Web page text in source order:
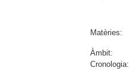
Matèries:
Àmbit:
Cronologia: